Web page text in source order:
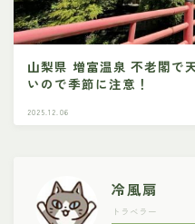
山梨県 増富温泉 不老閣で
いので季節に注意！
2025.12.06
冷風扇
トラベラー